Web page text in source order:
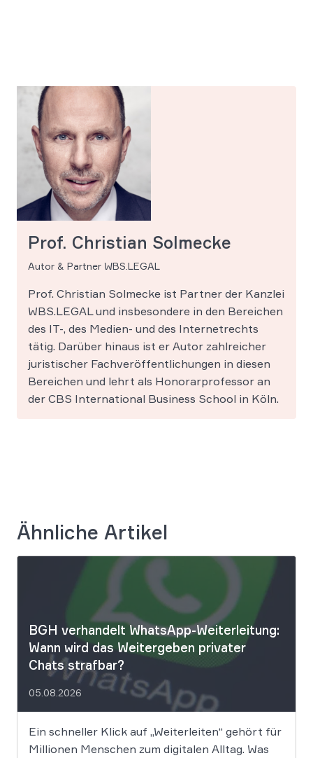
Prof. Christian Solmecke
Autor & Partner WBS.LEGAL
Prof. Christian Solmecke ist Partner der Kanzlei
WBS.LEGAL und insbesondere in den Bereichen
des IT-, des Medien- und des Internetrechts
tätig. Darüber hinaus ist er Autor zahlreicher
juristischer Fachveröffentlichungen in diesen
Bereichen und lehrt als Honorarprofessor an
der CBS International Business School in Köln.
Ähnliche Artikel
BGH verhandelt WhatsApp-Weiterleitung:
Wann wird das Weitergeben privater
Chats strafbar?
05.08.2026
Ein schneller Klick auf „Weiterleiten“ gehört für
Millionen Menschen zum digitalen Alltag. Was